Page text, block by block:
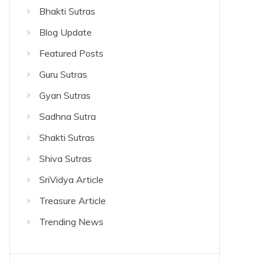
Bhakti Sutras
Blog Update
Featured Posts
Guru Sutras
Gyan Sutras
Sadhna Sutra
Shakti Sutras
Shiva Sutras
SriVidya Article
Treasure Article
Trending News